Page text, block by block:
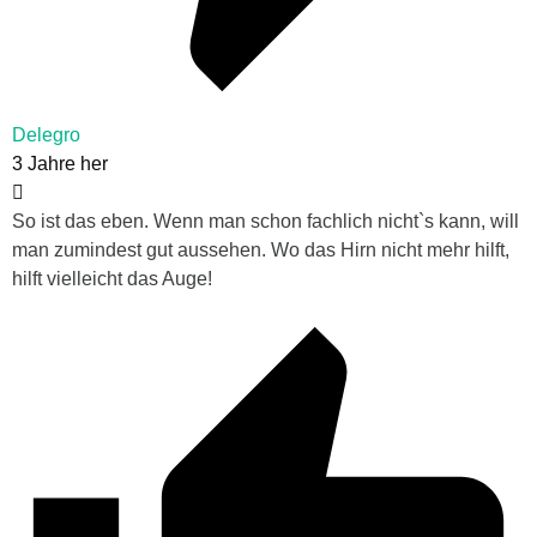
Delegro
3 Jahre her
So ist das eben. Wenn man schon fachlich nicht`s kann, will
man zumindest gut aussehen. Wo das Hirn nicht mehr hilft,
hilft vielleicht das Auge!